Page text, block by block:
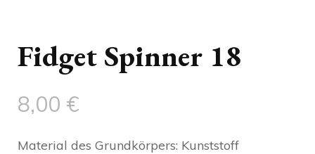
Fidget Spinner 18
8,00 €
Material des Grundkörpers: Kunststoff